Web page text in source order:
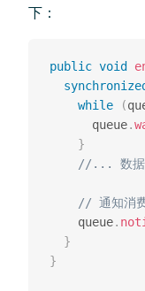
下：
public void
while
(
      queue
.
}
//... 数据
// 通知消费
    queue
.
}
}